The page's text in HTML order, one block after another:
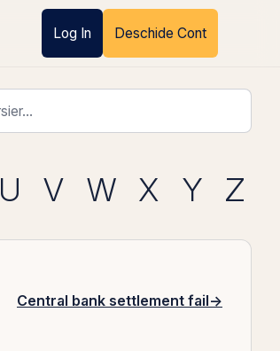
Log In Deschide Cont
U V W X Y Z
Central bank settlement fail→